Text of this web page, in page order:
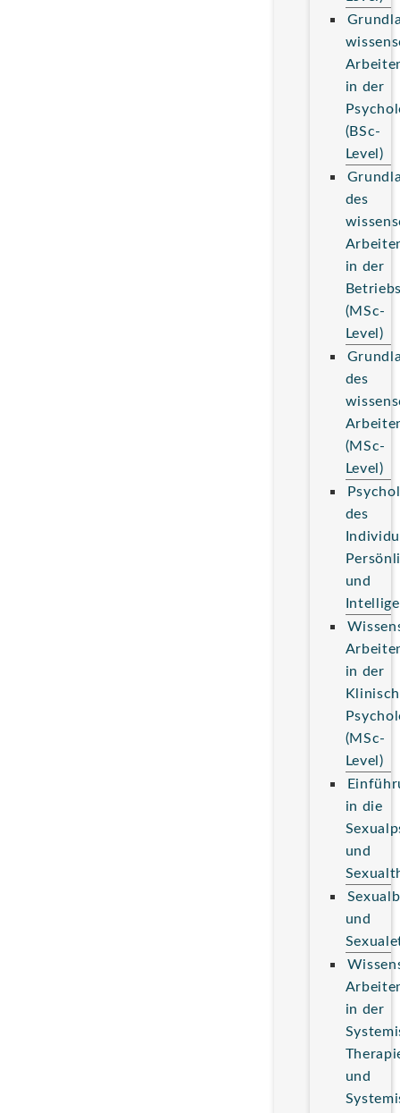
in der
(BSc-
Level)
des
in der
(MSc-
Level)
des
(MSc-
Level)
des
und
in der
(MSc-
Level)
in die
und
und
in der
und